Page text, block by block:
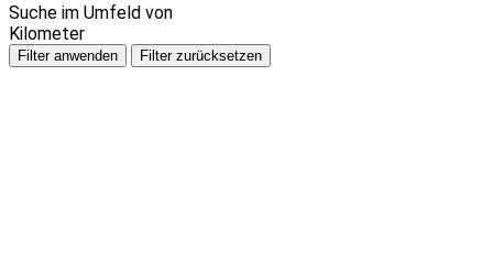
Suche im Umfeld von
Kilometer
Filter anwenden Filter zurücksetzen